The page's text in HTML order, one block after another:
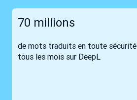
70 millions
de mots traduits en toute sécurité
tous les mois sur DeepL